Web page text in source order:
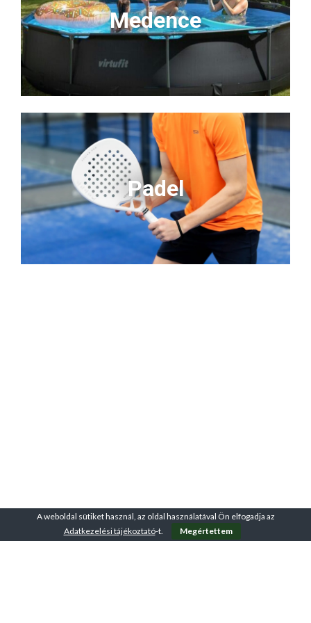
Medence
Padel
A weboldal sütiket használ, az oldal használatával Ön elfogadja az
Adatkezelési tájékoztató-t. Megértettem